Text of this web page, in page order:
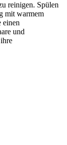
reinigen. Spülen
mit warmem
einen
und